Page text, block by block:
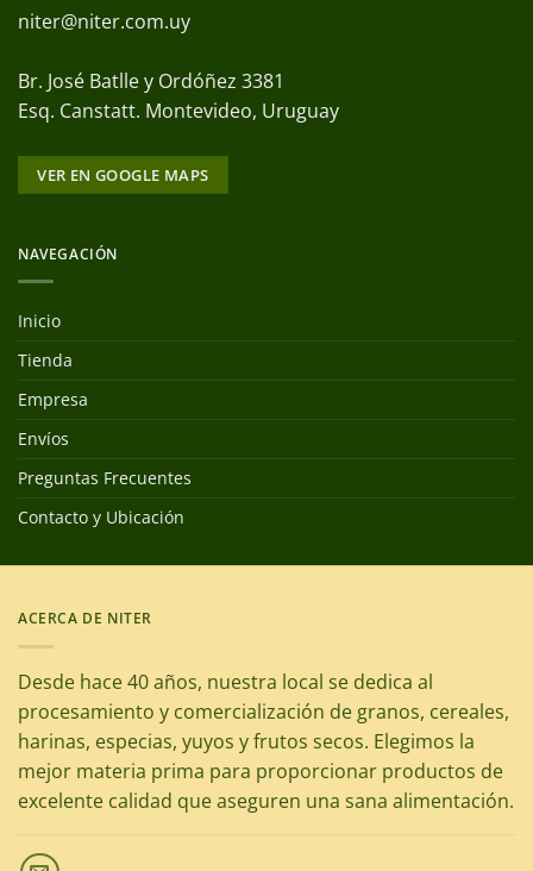
niter@niter.com.uy
Br. José Batlle y Ordóñez 3381
Esq. Canstatt. Montevideo, Uruguay
VER EN GOOGLE MAPS
NAVEGACIÓN
Inicio
Tienda
Empresa
Envíos
Preguntas Frecuentes
Contacto y Ubicación
ACERCA DE NITER
Desde hace 40 años, nuestra local se dedica al
procesamiento y comercialización de granos, cereales,
harinas, especias, yuyos y frutos secos. Elegimos la
mejor materia prima para proporcionar productos de
excelente calidad que aseguren una sana alimentación.